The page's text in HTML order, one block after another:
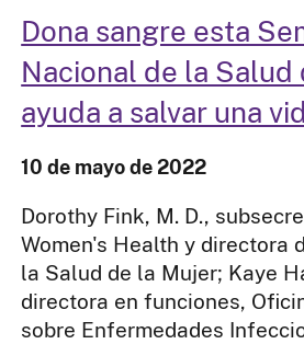
Dona sangre esta
Nacional de la Salud
ayuda a salvar una
10 de mayo de 2022
Dorothy Fink, M. D.,
Women's Health y directora
la Salud de la Mujer; Kaye
directora en funciones,
sobre Enfermedades